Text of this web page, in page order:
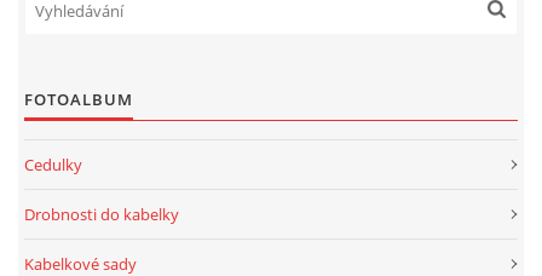
FOTOALBUM
Cedulky
Drobnosti do kabelky
Kabelkové sady